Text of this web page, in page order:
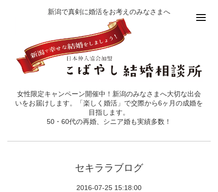
新潟で真剣に婚活をお考えのみなさまへ
女性限定キャンペーン開催中！新潟のみなさまへ大切な出会
いをお届けします。「楽しく婚活」で交際から6ヶ月の成婚を
目指します。
50・60代の再婚、シニア婚も実績多数！
セキララブログ
2016-07-25 15:18:00